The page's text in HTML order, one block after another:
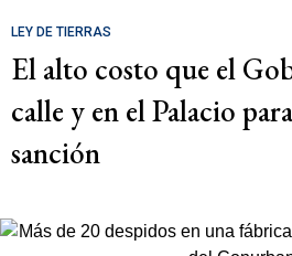
LEY DE TIERRAS
El alto costo que el
calle y en el Palacio
sanción